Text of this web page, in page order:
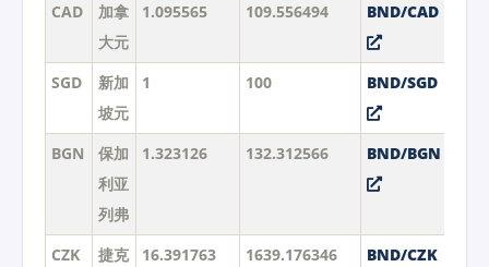
CAD
加拿
大元
1.095565 109.556494 BND/CAD
SGD
新加
坡元
1 100 BND/SGD
BGN
保加
利亚
列弗
1.323126 132.312566 BND/BGN
CZK
捷克
16.391763 1639.176346 BND/CZK